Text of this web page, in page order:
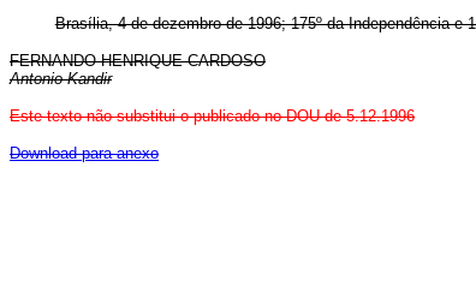
Brasília, 4 de dezembro de 1996; 175º da Independência e
FERNANDO HENRIQUE CARDOSO
Antonio Kandir
Este texto não substitui o publicado no DOU de 5.12.1996
Download para anexo